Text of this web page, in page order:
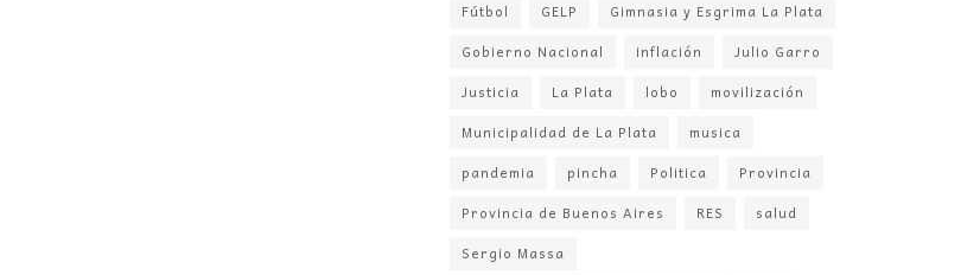
Fútbol
GELP
Gimnasia y Esgrima La Plata
Gobierno Nacional
inflación
Julio Garro
Justicia
La Plata lobo
movilización
Municipalidad de La Plata
musica
pandemia
pincha Politica
Provincia
Provincia de Buenos Aires
RES
salud
Sergio Massa